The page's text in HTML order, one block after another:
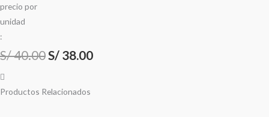
precio por
unidad
:
S/40.00S/ 38.00
Productos Relacionados